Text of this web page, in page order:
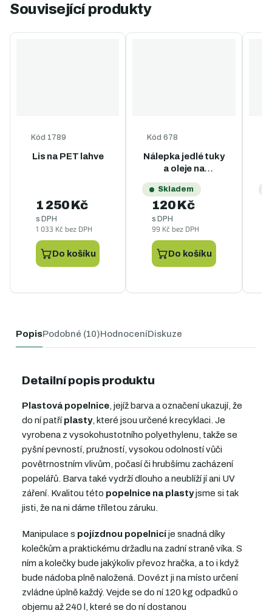
Související produkty
Lis na PET lahve
Kód 1789
1 033 Kč bez DPH
1 250 Kč
s DPH
Do košíku
Nálepka jedlé tuky
a oleje na
popelnice - A4
Skladem
Kód678
99 Kč bez DPH
120 Kč
s DPH
Do košíku
PopisPodobné (10)HodnoceníDiskuze
Detailní popis produktu
Plastová popelnice, jejíž barva a označení ukazují, že
do ní patříplasty, které jsou určené k recyklaci. Je
vyrobena z vysokohustotního polyethylenu, takže se
pyšní pevností, pružností, vysokou odolností vůči
povětrnostním vlivům, počasí či hrubšímu zacházení
popelářů. Barva také vydrží dlouho a neublíží jí ani UV
záření. Kvalitou této popelnice na plastyjsme si tak
jisti, že na ni dáme tříletou záruku.
Manipulace s pojízdnou popelnicíje snadná díky
kolečkům a praktickému držadlu na zadní straně víka. S
ním a kolečky bude jakýkoliv převoz hračka, a to i když
bude nádoba plně naložená. Dovézt ji na místo určení
zvládne úplně každý. Vejde se do ní 120 kg odpadků o
objemu až 240 l, které se do ní dostanou